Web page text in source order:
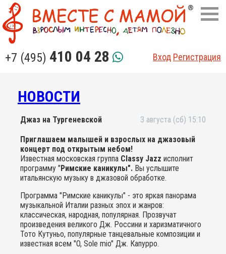
+7 (495) 410 04 28 Вход Регистрация
НОВОСТИ
Джаз на Тургеневской 3 августа (сб) 15:10
Приглашаем малышей и взрослых на джазовый
концерт под открытым небом!
Известная московская группа Classy Jazz исполнит
программу " Римские каникулы". Вы услышите
итальянскую музыку в джазовой обработке.
Программа "Римские каникулы" - это яркая панорама
музыкальной Италии разных эпох и жанров:
классическая, народная, популярная. Прозвучат
произведения великого Дж. Россини и харизматичного
Тото Кутуньо, популярные танцевальные композиции и
известная всем "O, Sole mio" Дж. Капурро.